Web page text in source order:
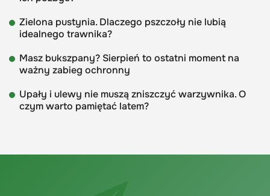
Zielona pustynia. Dlaczego pszczoły nie lubią
idealnego trawnika?
Masz bukszpany? Sierpień to ostatni moment na
ważny zabieg ochronny
Upały i ulewy nie muszą zniszczyć warzywnika. O
czym warto pamiętać latem?